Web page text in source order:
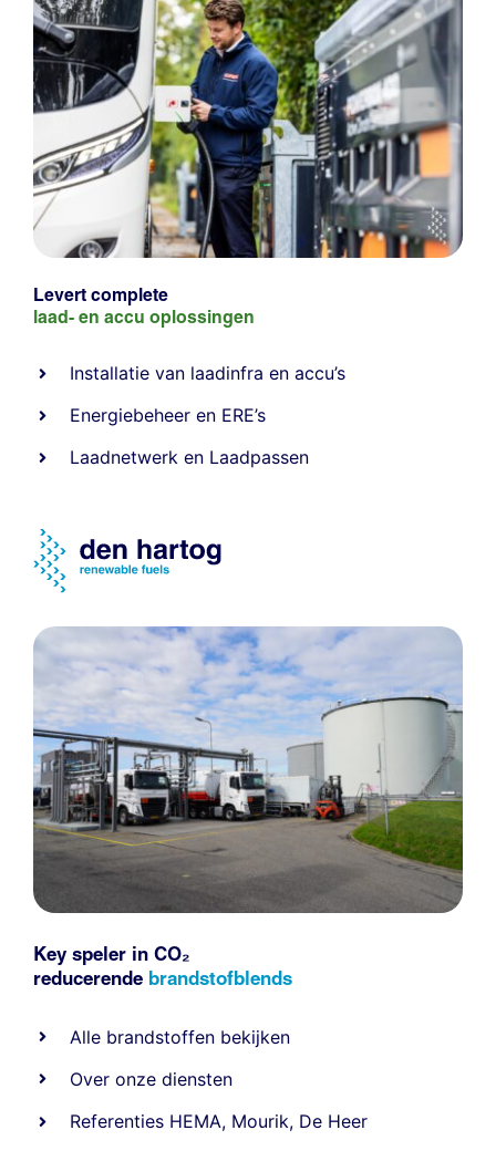
Levert complete
laad- en accu oplossingen
Installatie van laadinfra en accu’s
Energiebeheer en ERE’s
Laadnetwerk en Laadpassen
Key speler in CO₂
reducerende brandstofblends
Alle brandstoffen bekijken
Over onze diensten
Referenties HEMA, Mourik, De Heer